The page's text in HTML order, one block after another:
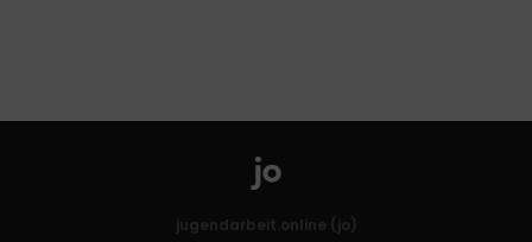
jugendarbeit.online (jo)